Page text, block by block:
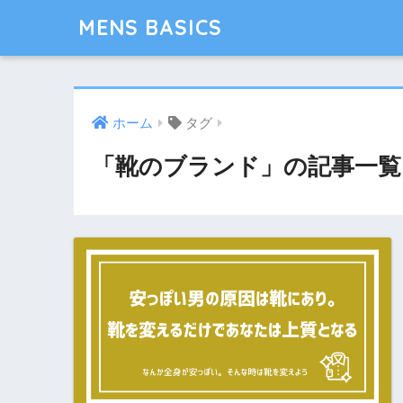
MENS BASICS
ホーム タグ
「靴のブランド」の記事一覧